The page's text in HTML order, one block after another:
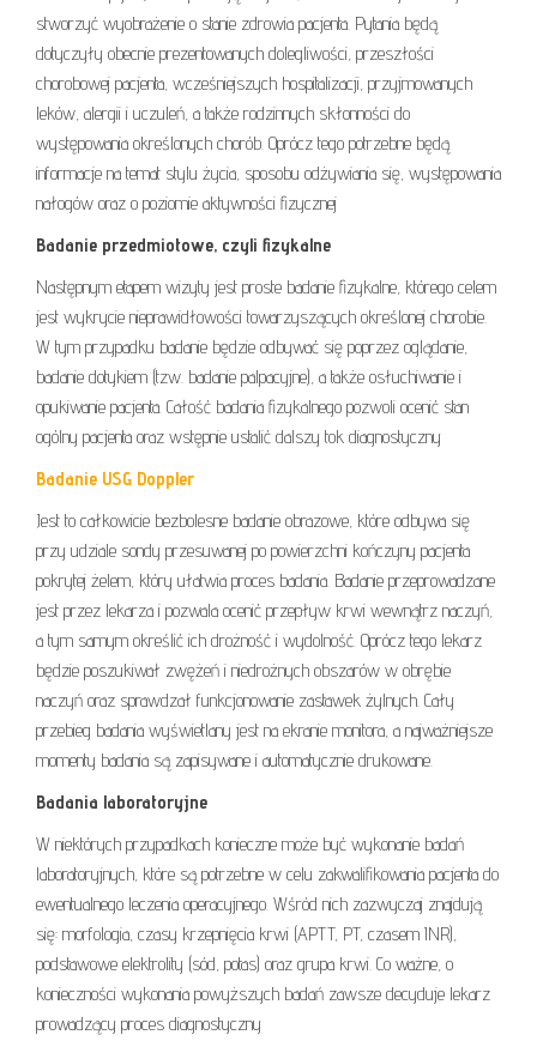
stworzyć wyobrażenie o stanie zdrowia pacjenta. Pytania będą
dotyczyły obecnie prezentowanych dolegliwości, przeszłości
chorobowej pacjenta, wcześniejszych hospitalizacji, przyjmowanych
leków, alergii i uczuleń, a także rodzinnych skłonności do
występowania określonych chorób. Oprócz tego potrzebne będą
informacje na temat stylu życia, sposobu odżywiania się, występowania
nałogów oraz o poziomie aktywności fizycznej
Badanie przedmiotowe, czyli fizykalne
Następnym etapem wizyty jest proste badanie fizykalne, którego celem
jest wykrycie nieprawidłowości towarzyszących określonej chorobie.
W tym przypadku badanie będzie odbywać się poprzez oglądanie,
badanie dotykiem (tzw. badanie palpacyjne), a także osłuchiwanie i
opukiwanie pacjenta. Całość badania fizykalnego pozwoli ocenić stan
ogólny pacjenta oraz wstępnie ustalić dalszy tok diagnostyczny
Badanie USG Doppler
Jest to całkowicie bezbolesne badanie obrazowe, które odbywa się
przy udziale sondy przesuwanej po powierzchni kończyny pacjenta
pokrytej żelem, który ułatwia proces badania. Badanie przeprowadzane
jest przez lekarza i pozwala ocenić przepływ krwi wewnątrz naczyń,
a tym samym określić ich drożność i wydolność. Oprócz tego lekarz
będzie poszukiwał zwężeń i niedrożnych obszarów w obrębie
naczyń oraz sprawdzał funkcjonowanie zastawek żylnych. Cały
przebieg badania wyświetlany jest na ekranie monitora, a najważniejsze
momenty badania są zapisywane i automatycznie drukowane.
Badania laboratoryjne
W niektórych przypadkach konieczne może być wykonanie badań
laboratoryjnych, które są potrzebne w celu zakwalifikowania pacjenta do
ewentualnego leczenia operacyjnego. Wśród nich zazwyczaj znajdują
się: morfologia, czasy krzepnięcia krwi (APTT, PT, czasem INR),
podstawowe elektrolity (sód, potas) oraz grupa krwi. Co ważne, o
konieczności wykonania powyższych badań zawsze decyduje lekarz
prowadzący proces diagnostyczny